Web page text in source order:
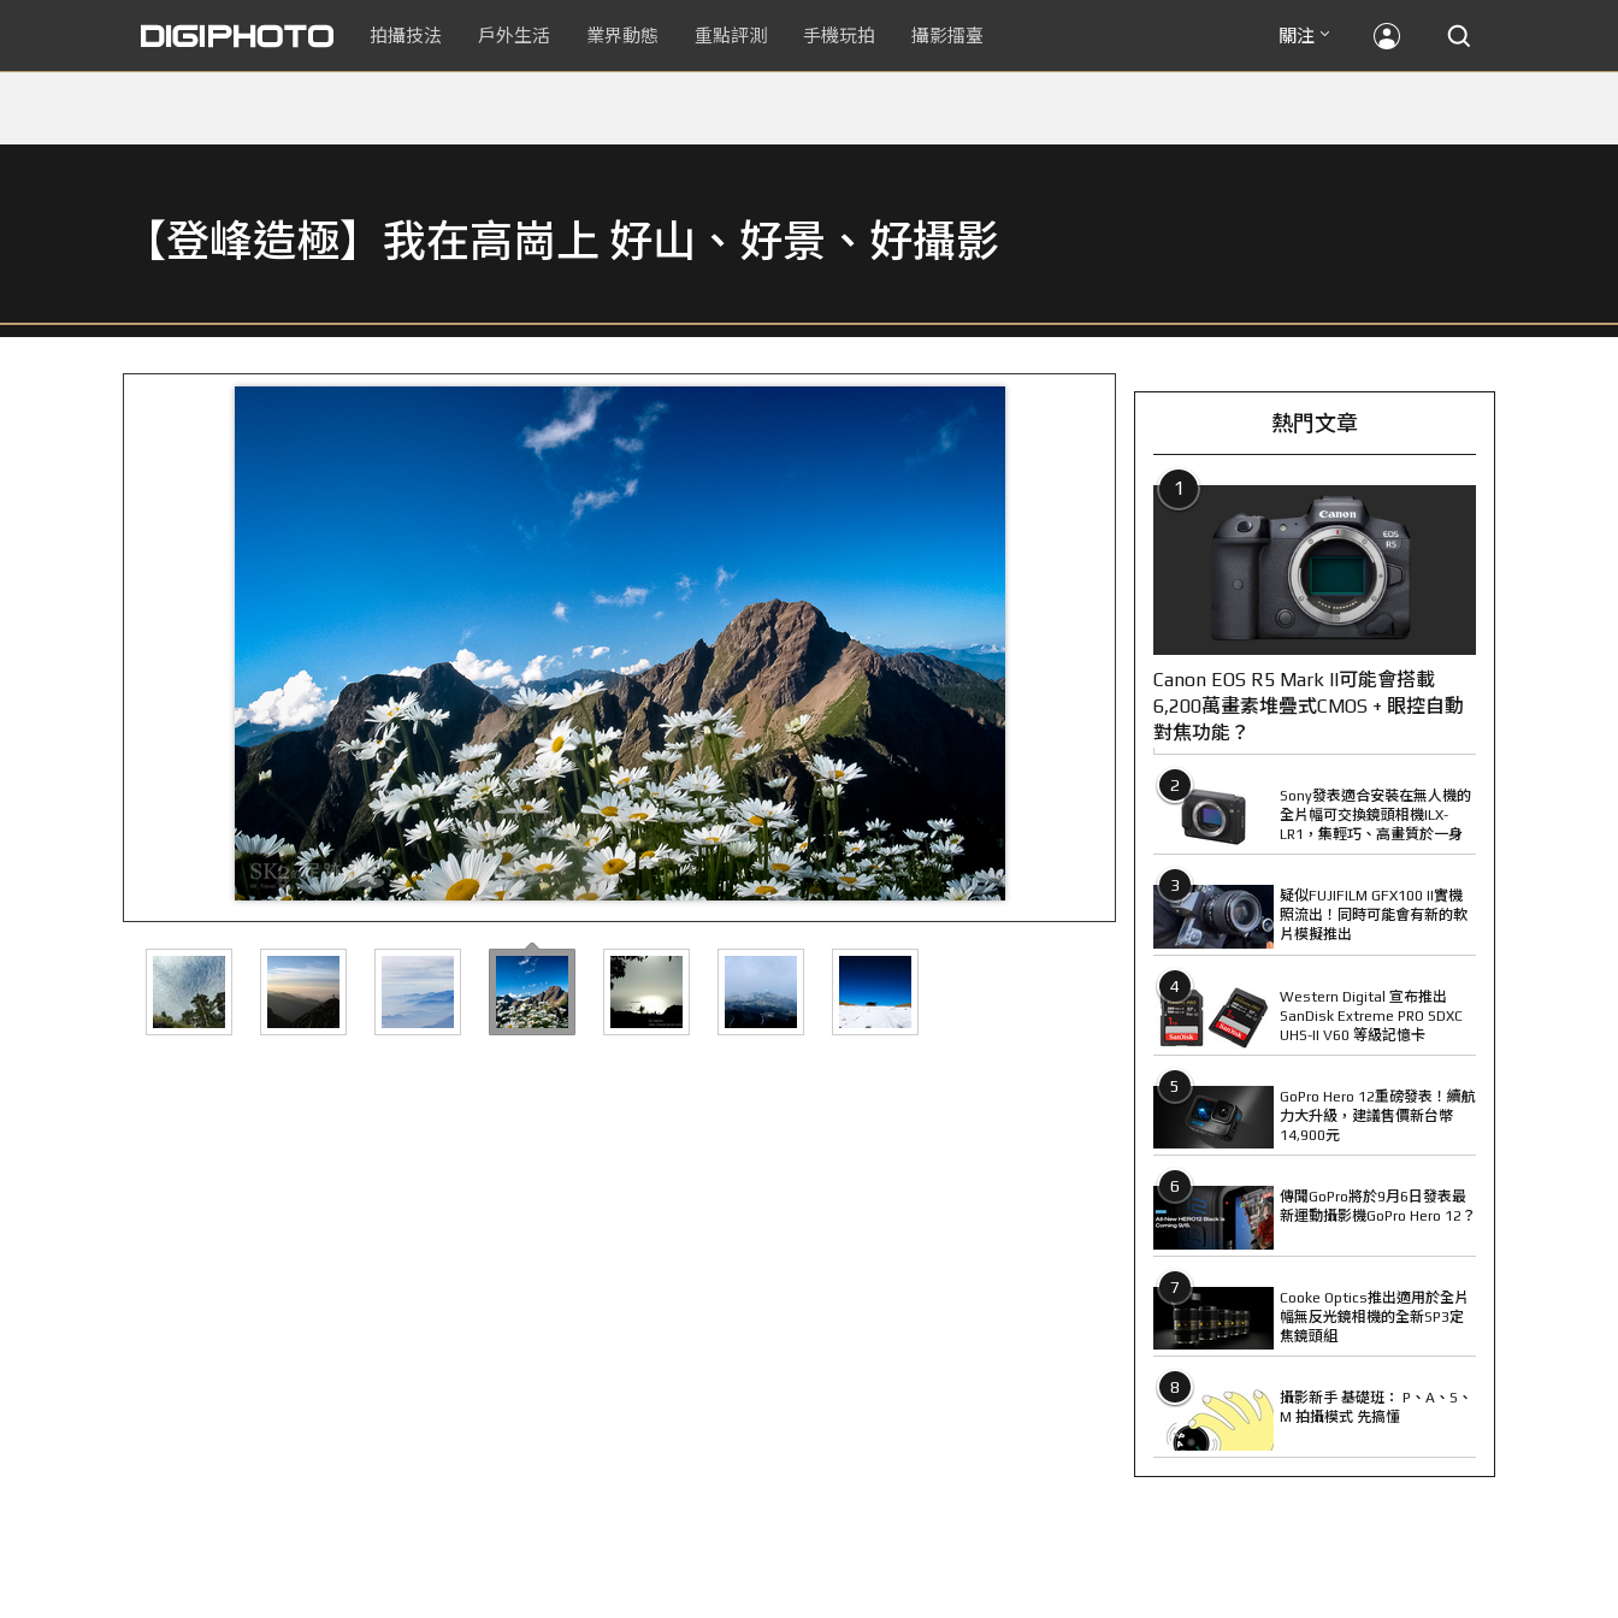
拍攝技法 戶外生活 業界動態 重點評測 手機玩拍 攝影擂臺 關注
【登峰造極】我在高崗上 好山、好景、好攝影
熱門文章
1
Canon EOS R5 Mark II可能會搭載
6,200萬畫素堆疊式CMOS + 眼控自動
對焦功能？
2
Sony發表適合安裝在無人機的
全片幅可交換鏡頭相機ILX-
LR1，集輕巧、高畫質於一身
3
疑似FUJIFILM GFX100 II實機
照流出！同時可能會有新的軟
片模擬推出
4
Western Digital 宣布推出
SanDisk Extreme PRO SDXC
UHS-II V60 等級記憶卡
5
GoPro Hero 12重磅發表！續航
力大升級，建議售價新台幣
14,900元
6
傳聞GoPro將於9月6日發表最
新運動攝影機GoPro Hero 12？
7
Cooke Optics推出適用於全片
幅無反光鏡相機的全新SP3定
焦鏡頭組
8
攝影新手 基礎班： P、A、S、
M 拍攝模式 先搞懂